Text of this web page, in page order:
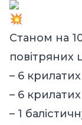
Станом на
повітряних
– 6
– 6 крилатих
– 1